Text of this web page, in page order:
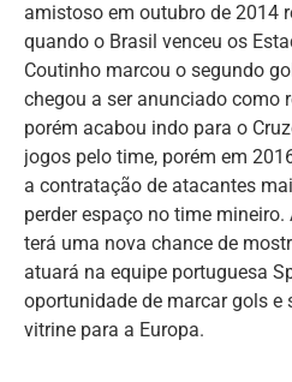
amistoso em outubro de 2014
quando o Brasil venceu os
Coutinho marcou o segundo
chegou a ser anunciado como
porém acabou indo para o
jogos pelo time, porém em
a contratação de atacantes
perder espaço no time
terá uma nova chance de
atuará na equipe portuguesa
oportunidade de marcar gols e
vitrine para a Europa.